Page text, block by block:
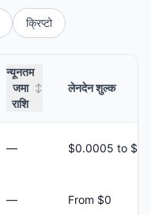
क्रिप्टो
न्यूनतम
जमा
राशि
↕ लेनदेन शुल्क
—
— From $0